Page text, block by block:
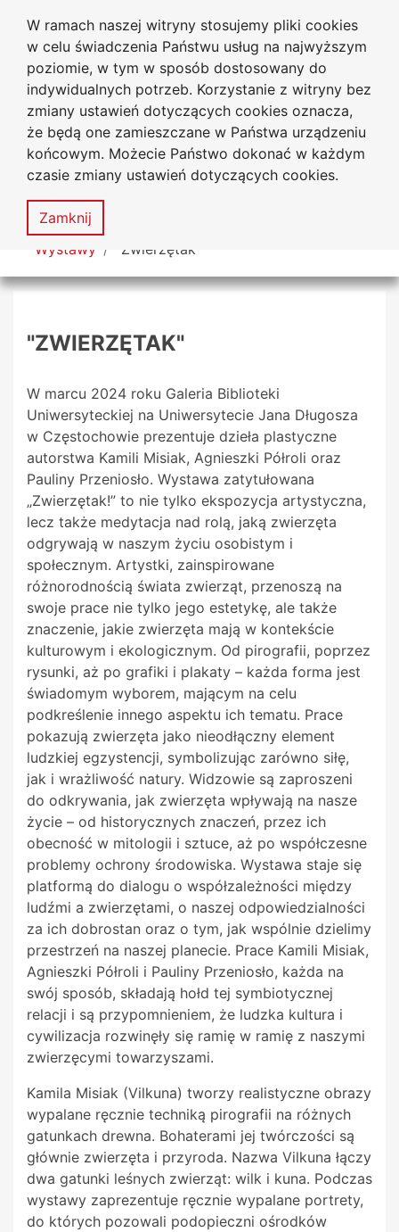
W ramach naszej witryny stosujemy pliki cookies
w celu świadczenia Państwu usług na najwyższym
poziomie, w tym w sposób dostosowany do
indywidualnych potrzeb. Korzystanie z witryny bez
zmiany ustawień dotyczących cookies oznacza,
że będą one zamieszczane w Państwa urządzeniu
końcowym. Możecie Państwo dokonać w każdym
czasie zmiany ustawień dotyczących cookies.
Zamknij
Przejdź do głównego menu
Przejdź do treści
Przejdź do wyszukiwarki
Przejdź do mapy serwisu
Biblioteka Uniwersytecka
Uniwersytetu Jana Długosza
w Częstochowie
Deklaracja
dostępności
Mapa
serwisu
MENU
Tutaj jesteś
Wystawy "Zwierzętak"
"ZWIERZĘTAK"
W marcu 2024 roku Galeria Biblioteki
Uniwersyteckiej na Uniwersytecie Jana Długosza
w Częstochowie prezentuje dzieła plastyczne
autorstwa Kamili Misiak, Agnieszki Półroli oraz
Pauliny Przeniosło. Wystawa zatytułowana
„Zwierzętak!” to nie tylko ekspozycja artystyczna,
lecz także medytacja nad rolą, jaką zwierzęta
odgrywają w naszym życiu osobistym i
społecznym. Artystki, zainspirowane
różnorodnością świata zwierząt, przenoszą na
swoje prace nie tylko jego estetykę, ale także
znaczenie, jakie zwierzęta mają w kontekście
kulturowym i ekologicznym. Od pirografii, poprzez
rysunki, aż po grafiki i plakaty – każda forma jest
świadomym wyborem, mającym na celu
podkreślenie innego aspektu ich tematu. Prace
pokazują zwierzęta jako nieodłączny element
ludzkiej egzystencji, symbolizując zarówno siłę,
jak i wrażliwość natury. Widzowie są zaproszeni
do odkrywania, jak zwierzęta wpływają na nasze
życie – od historycznych znaczeń, przez ich
obecność w mitologii i sztuce, aż po współczesne
problemy ochrony środowiska. Wystawa staje się
platformą do dialogu o współzależności między
ludźmi a zwierzętami, o naszej odpowiedzialności
za ich dobrostan oraz o tym, jak wspólnie dzielimy
przestrzeń na naszej planecie. Prace Kamili Misiak,
Agnieszki Półroli i Pauliny Przeniosło, każda na
swój sposób, składają hołd tej symbiotycznej
relacji i są przypomnieniem, że ludzka kultura i
cywilizacja rozwinęły się ramię w ramię z naszymi
zwierzęcymi towarzyszami.
Kamila Misiak (Vilkuna) tworzy realistyczne obrazy
wypalane ręcznie techniką pirografii na różnych
gatunkach drewna. Bohaterami jej twórczości są
głównie zwierzęta i przyroda. Nazwa Vilkuna łączy
dwa gatunki leśnych zwierząt: wilk i kuna. Podczas
wystawy zaprezentuje ręcznie wypalane portrety,
do których pozowali podopieczni ośrodków